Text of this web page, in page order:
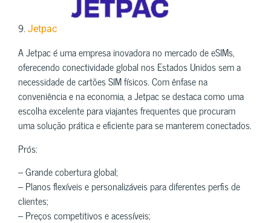
9. Jetpac
A Jetpac é uma empresa inovadora no mercado de eSIMs,
oferecendo conectividade global nos Estados Unidos sem a
necessidade de cartões SIM físicos. Com ênfase na
conveniência e na economia, a Jetpac se destaca como uma
escolha excelente para viajantes frequentes que procuram
uma solução prática e eficiente para se manterem conectados.
Prós:
– Grande cobertura global;
– Planos flexíveis e personalizáveis para diferentes perfis de
clientes;
– Preços competitivos e acessíveis;